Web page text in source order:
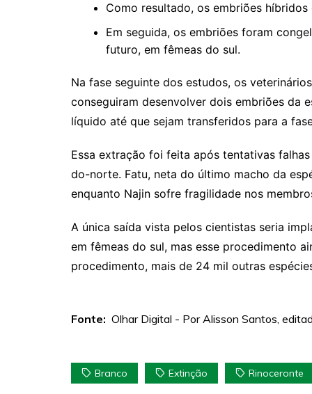
Como resultado, os embriões
Em seguida, os embriões foram
futuro, em fêmeas do sul.
Na fase seguinte dos estudos, os
conseguiram desenvolver dois embriões da
líquido até que sejam transferidos para a
Essa extração foi feita após tentativas
do-norte. Fatu, neta do último macho da
enquanto Najin sofre fragilidade nos
A única saída vista pelos cientistas seria
em fêmeas do sul, mas esse procedimento
procedimento, mais de 24 mil outras
Fonte: Olhar Digital - Por Alisson Santos,
Branco Extinção Rinoceronte